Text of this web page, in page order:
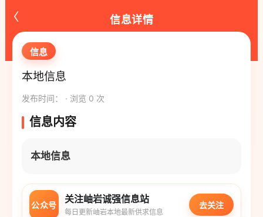
‹ 信息详情
信息
本地信息
发布时间： · 浏览 0 次
信息内容
本地信息
公众号
关注岫岩诚强信息站
每日更新岫岩本地最新供求信息
去关注